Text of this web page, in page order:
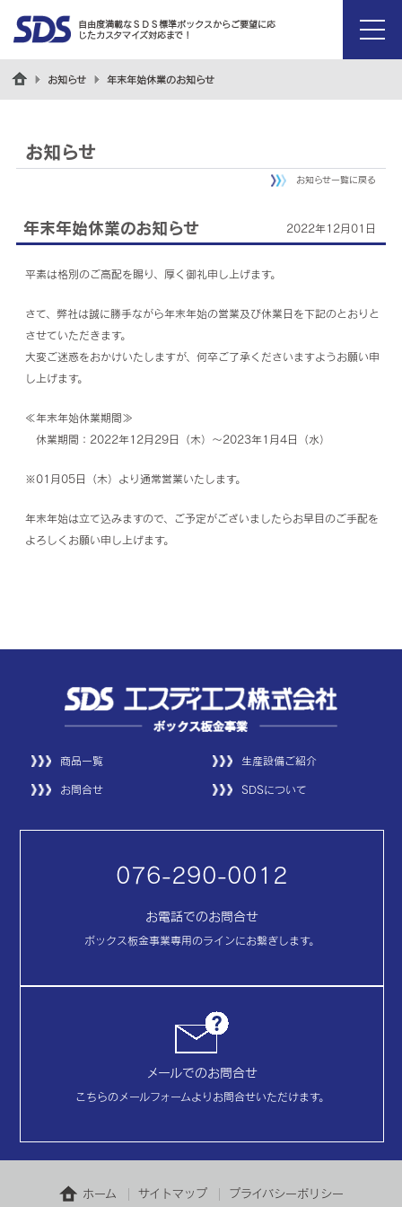
自由度満載なＳＤＳ標準ボックスからご要望に応
じたカスタマイズ対応まで！
menu
お知らせ 年末年始休業のお知らせ
お知らせ
お知らせ一覧に戻る
年末年始休業のお知らせ 2022年12月01日
平素は格別のご高配を賜り、厚く御礼申し上げます。
さて、弊社は誠に勝手ながら年末年始の営業及び休業日を下記のとおりと
させていただきます。
大変ご迷惑をおかけいたしますが、何卒ご了承くださいますようお願い申
し上げます。
≪年末年始休業期間≫
休業期間：2022年12月29日（木）～2023年1月4日（水）
※01月05日（木）より通常営業いたします。
年末年始は立て込みますので、ご予定がございましたらお早目のご手配を
よろしくお願い申し上げます。
商品一覧 生産設備ご紹介
お問合せ SDSについて
076-290-0012
お電話でのお問合せ
ボックス板金事業専用のラインにお繋ぎします。
メールでのお問合せ
こちらのメールフォームよりお問合せいただけます。
ホーム サイトマップ プライバシーポリシー